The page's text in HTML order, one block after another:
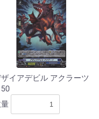
イアデビル アクラーツ
50